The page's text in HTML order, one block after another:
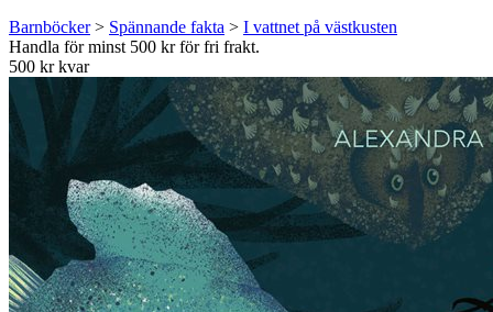
Barnböcker> Spännande fakta > I vattnet på västkusten
Handla för minst 500 kr för fri frakt.
500 kr kvar